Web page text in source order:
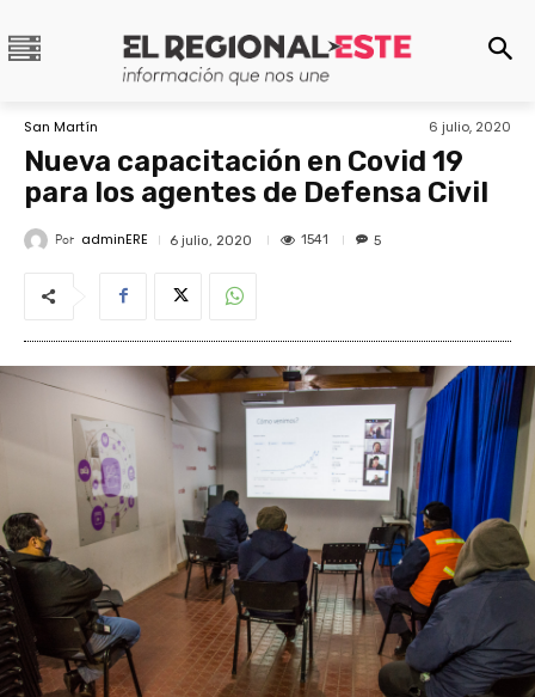
San Martín 6 julio, 2020
Nueva capacitación en Covid 19
para los agentes de Defensa Civil
Por adminERE 6 julio, 2020 1541 5